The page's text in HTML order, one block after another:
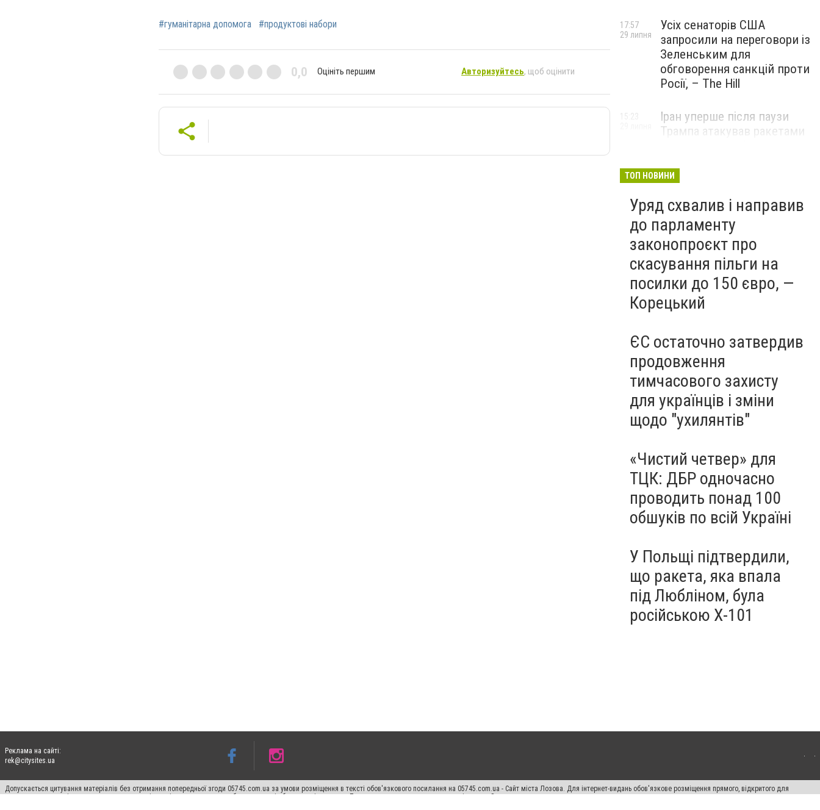
#гуманітарна допомога #продуктові набори
0,0 Оцініть першим Авторизуйтесь, щоб оцінити
Усіх сенаторів США
запросили на переговори із
Зеленським для
обговорення санкцій проти
Росії, – The Hill
17:57
29 липня
Іран уперше після паузи
Трампа атакував ракетами
15:23
ТОП НОВИНИ
Уряд схвалив і направив
до парламенту
законопроєкт про
скасування пільги на
посилки до 150 євро, —
Корецький
ЄС остаточно затвердив
продовження
тимчасового захисту
для українців і зміни
щодо "ухилянтів"
«Чистий четвер» для
ТЦК: ДБР одночасно
проводить понад 100
обшуків по всій Україні
У Польщі підтвердили,
що ракета, яка впала
під Любліном, була
російською Х-101
Реклама на сайті:
rek@citysites.ua
Допускається цитування матеріалів без отримання попередньої згоди 05745.com.ua за умови розміщення в тексті обов'язкового посилання на 05745.com.ua - Сайт міста Лозова. Для інтернет-видань обов'язкове розміщення прямого, відкритого для
пошукових систем гіперпосилання на цитовані статті не нижче другого абзацу в тексті або в якості джерела. Порушення виняткових прав переслідується Законом.